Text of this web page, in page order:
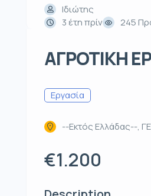
Ιδιώτης
3 έτη πρίν
245
ΑΓΡΟΤΙΚΗ
Εργασία
--Εκτός Ελλάδας--,
€1.200